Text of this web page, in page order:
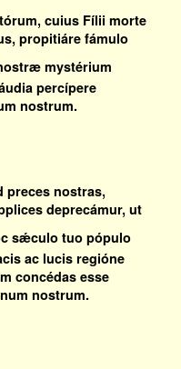
cuius Fílii morte
propitiáre fámulo
mystérium
percípere
nostrum.
preces nostras,
deprecámur, ut
sǽculo tuo pópulo
ac lucis regióne
concédas esse
nostrum.